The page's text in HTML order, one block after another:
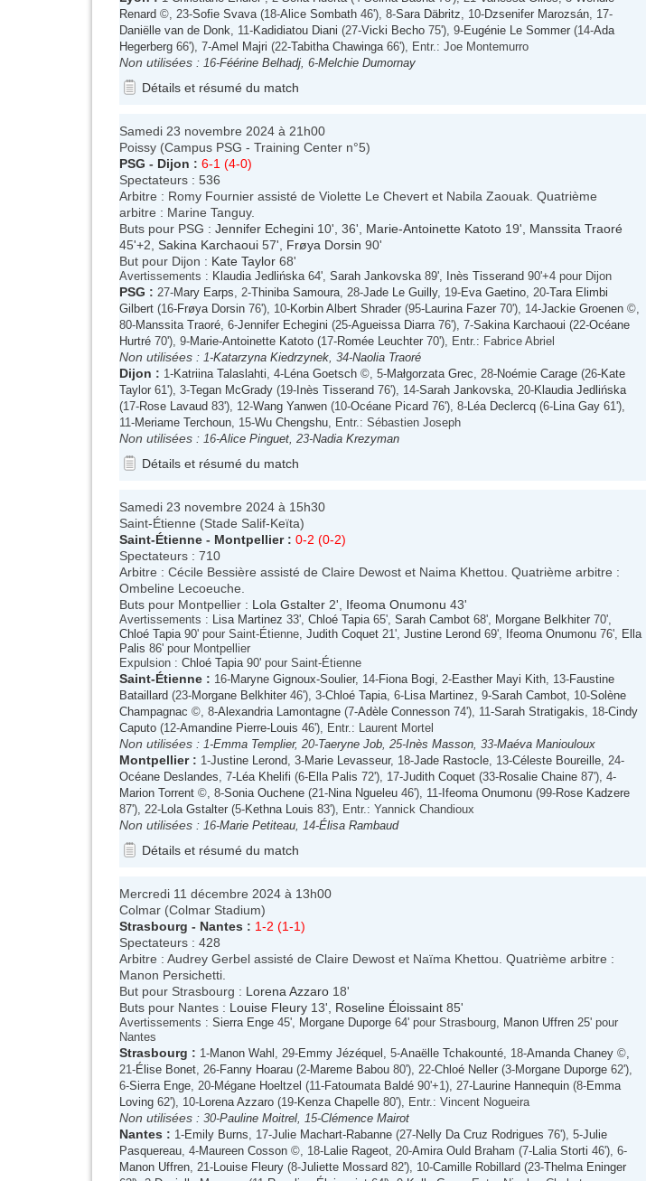
Renard ©, 23-Sofie Svava (18-Alice Sombath 46'), 8-Sara Däbritz , 10-Dzsenifer Marozsán , 17-
Daniëlle van de Donk , 11-Kadidiatou Diani (27-Vicki Becho 75'), 9-Eugénie Le Sommer (14-Ada
Hegerberg 66'), 7-Amel Majri (22-Tabitha Chawinga 66'), Entr.: Joe Montemurro
Non utilisées : 16-Féérine Belhadj , 6-Melchie Dumornay
Détails et résumé du match
Samedi 23 novembre 2024 à 21h00
Poissy (Campus PSG - Training Center n°5)
PSG - Dijon : 6-1 (4-0)
Spectateurs : 536
Arbitre : Romy Fournier assisté de Violette Le Chevert et Nabila Zaouak. Quatrième
arbitre : Marine Tanguy.
Buts pour PSG : Jennifer Echegini 10', 36', Marie-Antoinette Katoto 19', Manssita Traoré
45'+2, Sakina Karchaoui 57', Frøya Dorsin 90'
But pour Dijon : Kate Taylor 68'
Avertissements : Klaudia Jedlińska 64', Sarah Jankovska 89', Inès Tisserand 90'+4 pour Dijon
PSG : 27-Mary Earps , 2-Thiniba Samoura , 28-Jade Le Guilly, 19-Eva Gaetino , 20-Tara Elimbi
Gilbert (16-Frøya Dorsin 76'), 10-Korbin Albert Shrader (95- Laurina Fazer 70'), 14-Jackie Groenen ©,
80-Manssita Traoré , 6-Jennifer Echegini (25-Agueissa Diarra 76'), 7-Sakina Karchaoui (22-Océane
Hurtré 70'), 9-Marie-Antoinette Katoto (17-Romée Leuchter 70'), Entr.: Fabrice Abriel
Non utilisées : 1-Katarzyna Kiedrzynek , 34-Naolia Traoré
Dijon : 1-Katriina Talaslahti , 4- Léna Goetsch ©, 5-Małgorzata Grec , 28-Noémie Carage (26-Kate
Taylor 61'), 3-Tegan McGrady (19- Inès Tisserand 76'), 14-Sarah Jankovska , 20-Klaudia Jedlińska
(17-Rose Lavaud 83'), 12-Wang Yanwen (10-Océane Picard 76'), 8- Léa Declercq (6- Lina Gay 61'),
11-Meriame Terchoun , 15-Wu Chengshu , Entr.: Sébastien Joseph
Non utilisées : 16-Alice Pinguet , 23-Nadia Krezyman
Détails et résumé du match
Samedi 23 novembre 2024 à 15h30
Saint-Étienne (Stade Salif-Keïta)
Saint-Étienne - Montpellier: 0-2 (0-2)
Spectateurs : 710
Arbitre : Cécile Bessière assisté de Claire Dewost et Naima Khettou. Quatrième arbitre :
Ombeline Lecoeuche.
Buts pour Montpellier : Lola Gstalter 2', Ifeoma Onumonu 43'
Avertissements : Lisa Martinez 33', Chloé Tapia 65', Sarah Cambot 68', Morgane Belkhiter 70',
Chloé Tapia 90' pour Saint-Étienne, Judith Coquet 21', Justine Lerond 69', Ifeoma Onumonu 76',
Ella
Palis 86' pour Montpellier
Expulsion : Chloé Tapia 90' pour Saint-Étienne
Saint-Étienne : 16-Maryne Gignoux-Soulier, 14-Fiona Bogi , 2-Easther Mayi Kith , 13-Faustine
Bataillard (23-Morgane Belkhiter 46'), 3-Chloé Tapia , 6- Lisa Martinez , 9-Sarah Cambot , 10-Solène
Champagnac ©, 8-Alexandria Lamontagne (7-Adèle Connesson 74'), 11-Sarah Stratigakis , 18-Cindy
Caputo (12-Amandine Pierre-Louis 46'), Entr.: Laurent Mortel
Non utilisées : 1-Emma Templier, 20-Taeryne Job , 25-Inès Masson , 33-Maéva Maniouloux
Montpellier: 1-Justine Lerond , 3-Marie Levasseur, 18-Jade Rastocle , 13-Céleste Boureille , 24-
Océane Deslandes , 7- Léa Khelifi (6-Ella Palis 72'), 17-Judith Coquet (33-Rosalie Chaine 87'), 4-
Marion Torrent ©, 8-Sonia Ouchene (21-Nina Ngueleu 46'), 11- Ifeoma Onumonu (99-Rose Kadzere
87'), 22- Lola Gstalter (5-Kethna Louis 83'), Entr.: Yannick Chandioux
Non utilisées : 16-Marie Petiteau , 14-Élisa Rambaud
Détails et résumé du match
Mercredi 11 décembre 2024 à 13h00
Colmar (Colmar Stadium)
Strasbourg - Nantes : 1-2 (1-1)
Spectateurs : 428
Arbitre : Audrey Gerbel assisté de Claire Dewost et Naïma Khettou. Quatrième arbitre :
Manon Persichetti.
But pour Strasbourg : Lorena Azzaro 18'
Buts pour Nantes : Louise Fleury 13', Roseline Éloissaint 85'
Avertissements : Sierra Enge 45', Morgane Duporge 64' pour Strasbourg, Manon Uffren 25' pour
Nantes
Strasbourg : 1-Manon Wahl , 29-Emmy Jézéquel , 5-Anaëlle Tchakounté , 18-Amanda Chaney ©,
21-Élise Bonet , 26-Fanny Hoarau (2-Mareme Babou 80'), 22-Chloé Neller (3-Morgane Duporge 62'),
6-Sierra Enge , 20-Mégane Hoeltzel (11-Fatoumata Baldé 90'+1), 27- Laurine Hannequin (8-Emma
Loving 62'), 10- Lorena Azzaro (19-Kenza Chapelle 80'), Entr.: Vincent Nogueira
Non utilisées : 30-Pauline Moitrel , 15-Clémence Mairot
Nantes : 1-Emily Burns , 17-Julie Machart-Rabanne (27-Nelly Da Cruz Rodrigues 76'), 5-Julie
Pasquereau , 4-Maureen Cosson ©, 18- Lalie Rageot , 20-Amira Ould Braham (7- Lalia Storti 46'), 6-
Manon Uffren , 21- Louise Fleury (8-Juliette Mossard 82'), 10-Camille Robillard (23-Thelma Eninger